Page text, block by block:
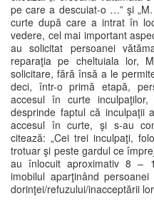
pe care a descuiat-o …” şi
curte după care a intrat în
vedere, cel mai important
au solicitat persoanei
reparaţia pe cheltuiala lor,
solicitare, fără însă a le
deci, într-o primă etapă,
accesul în curte
desprinde faptul că
accesul în curte, şi s-au
citează: „Cei trei inculpaţi,
trotuar şi peste gardul ce
au înlocuit aproximativ 8 –
imobilul aparţinând
dorinţei/refuzului/inacceptării